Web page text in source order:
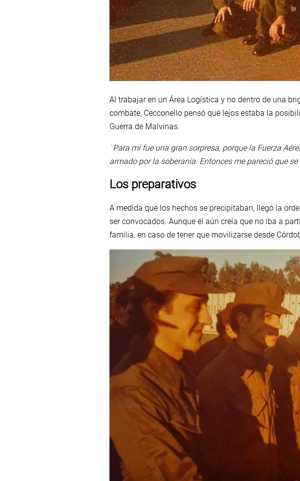
Al trabajar en un Área Logística y no dentro de una
combate, Cecconello pensó qué lejos estaba la
Guerra de Malvinas.
¨Para mí fue una gran sorpresa, porque la Fuerza
armado por la soberanía. Entonces me pareció que
Los preparativos
A medida que los hechos se precipitaban, llegó la
ser convocados. Aunque él aún creía que no iba a
familia, en caso de tener que movilizarse desde